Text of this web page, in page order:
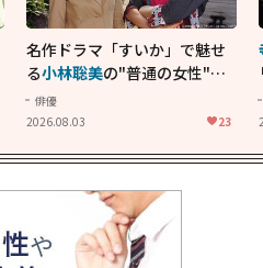
名作ドラマ「すいか」で魅せ
る小林聡美の"普通の女性"が
大人に刺さる...映画「かもめ
食堂」にも通じる静かな芝居
俳優
2026.08.03
23